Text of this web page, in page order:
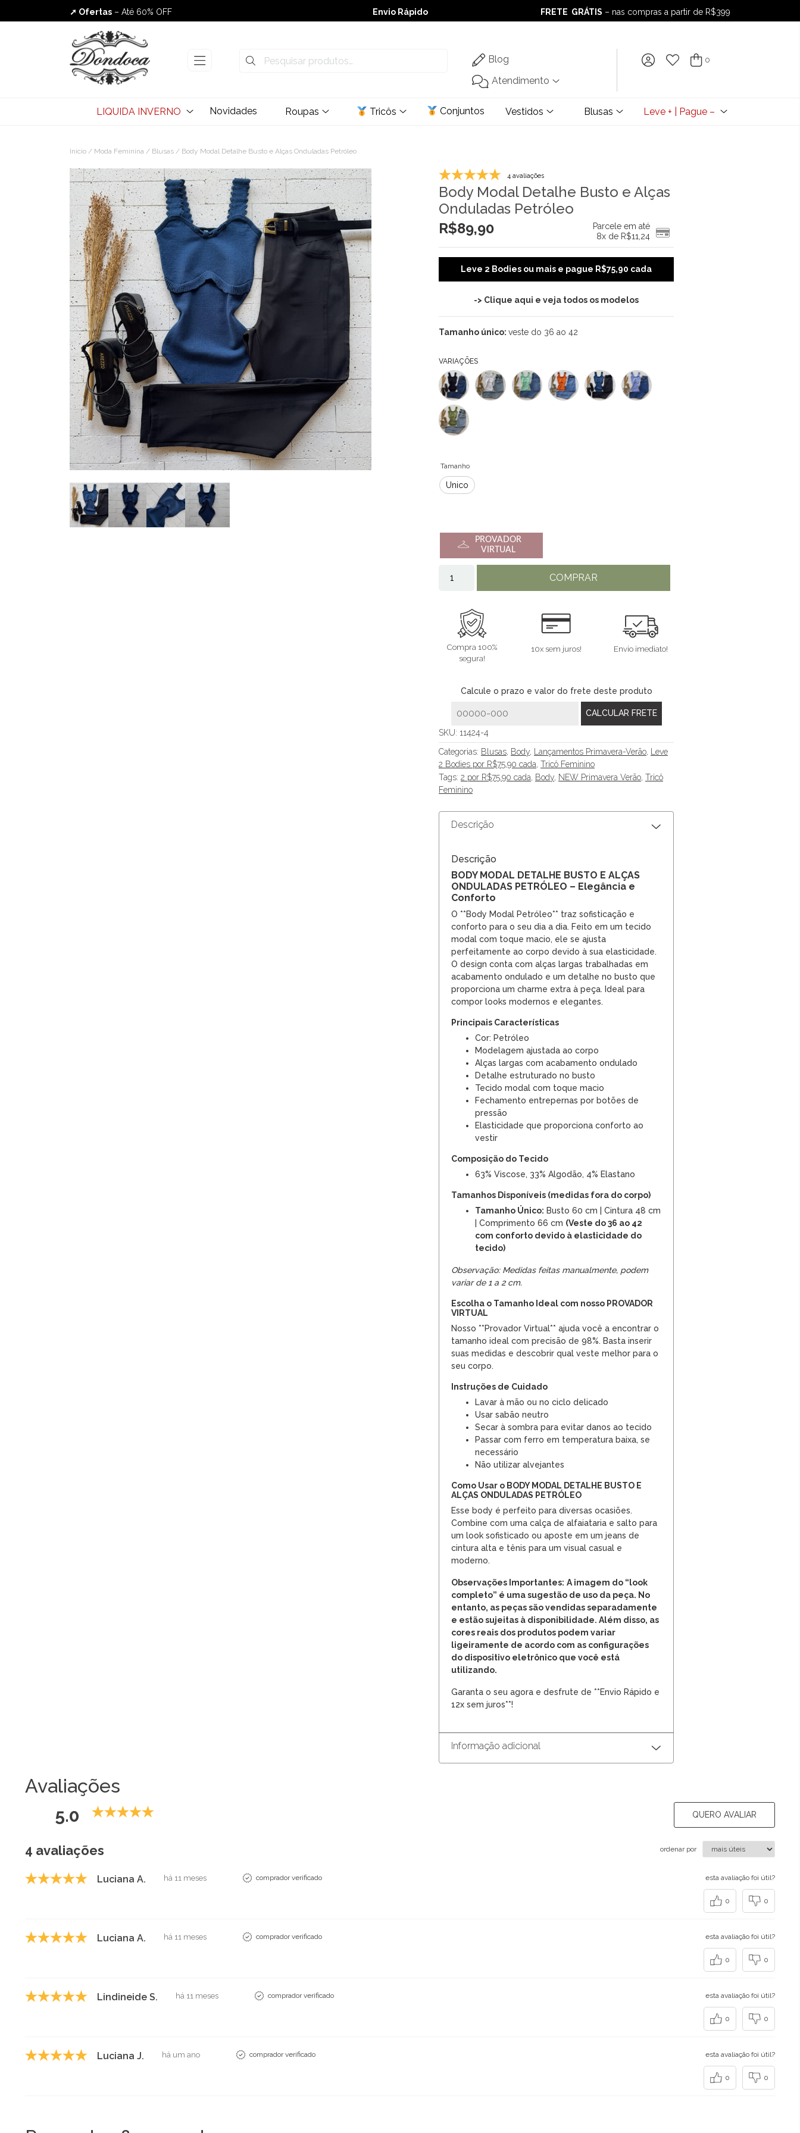
➚ Ofertas – Até 60% OFF
Envio Rápido
Envio Rápido
➚ Ofertas– Até 60% OFF
FRETE GRÁTIS – nas compras a partir de R$399
FRETE GRÁTIS– nas compras a partir de R$399
Blog
Atendimento
0
LIQUIDA INVERNO Novidades Roupas Tricôs Conjuntos Vestidos Blusas Leve + | Pague –
Início / Moda Feminina / Blusas / Body Modal Detalhe Busto e Alças Onduladas Petróleo
4 avaliações
Body Modal Detalhe Busto e Alças
Onduladas Petróleo
R$89,90
Parcele em até
8x de R$11,24
Leve 2 Bodies ou mais e pague R$75,90 cada
-> Clique aqui e veja todos os modelos
Tamanho único: veste do 36 ao 42
VARIAÇÕES
Tamanho
Único
PROVADOR
VIRTUAL
COMPRAR
Compra 100%
segura!
10x sem juros! Envio imediato!
Calcule o prazo e valor do frete deste produto
SKU: 11424-4
Categorias: Blusas, Body, Lançamentos Primavera-Verão,
Leve
2 Bodies por R$75,90 cada, Tricô Feminino
Tags: 2 por R$75.90 cada, Body, NEW Primavera Verão, Tricô
Feminino
Descrição
Descrição
BODY MODAL DETALHE BUSTO E ALÇAS
ONDULADAS PETRÓLEO – Elegância e
Conforto
O **Body Modal Petróleo** traz sofisticação e
conforto para o seu dia a dia. Feito em um tecido
modal com toque macio, ele se ajusta
perfeitamente ao corpo devido à sua elasticidade.
O design conta com alças largas trabalhadas em
acabamento ondulado e um detalhe no busto que
proporciona um charme extra à peça. Ideal para
compor looks modernos e elegantes.
Principais Características
Cor: Petróleo
Modelagem ajustada ao corpo
Alças largas com acabamento ondulado
Detalhe estruturado no busto
Tecido modal com toque macio
Fechamento entrepernas por botões de
pressão
Elasticidade que proporciona conforto ao
vestir
Composição do Tecido
63% Viscose, 33% Algodão, 4% Elastano
Tamanhos Disponíveis (medidas fora do corpo)
Tamanho Único: Busto 60 cm | Cintura 48 cm
| Comprimento 66 cm (Veste do 36 ao 42
com conforto devido à elasticidade do
tecido)
Observação: Medidas feitas manualmente, podem
variar de 1 a 2 cm.
Escolha o Tamanho Ideal com nosso PROVADOR
VIRTUAL
Nosso **Provador Virtual** ajuda você a encontrar o
tamanho ideal com precisão de 98%. Basta inserir
suas medidas e descobrir qual veste melhor para o
seu corpo.
Instruções de Cuidado
Lavar à mão ou no ciclo delicado
Usar sabão neutro
Secar à sombra para evitar danos ao tecido
Passar com ferro em temperatura baixa, se
necessário
Não utilizar alvejantes
Como Usar o BODY MODAL DETALHE BUSTO E
ALÇAS ONDULADAS PETRÓLEO
Esse body é perfeito para diversas ocasiões.
Combine com uma calça de alfaiataria e salto para
um look sofisticado ou aposte em um jeans de
cintura alta e tênis para um visual casual e
moderno.
Observações Importantes: A imagem do “look
completo” é uma sugestão de uso da peça. No
entanto, as peças são vendidas separadamente
e estão sujeitas à disponibilidade. Além disso, as
cores reais dos produtos podem variar
ligeiramente de acordo com as configurações
do dispositivo eletrônico que você está
utilizando.
Garanta o seu agora e desfrute de **Envio Rápido e
12x sem juros**!
Informação adicional
Avaliações
5.0 QUERO AVALIAR
4 avaliações ordenar por
Luciana A. há 11 meses comprador verificado esta avaliação foi útil?
0 0
Luciana A. há 11 meses comprador verificado esta avaliação foi útil?
0 0
Lindineide S. há 11 meses comprador verificado esta avaliação foi útil?
0 0
Luciana J. há um ano comprador verificado esta avaliação foi útil?
0 0